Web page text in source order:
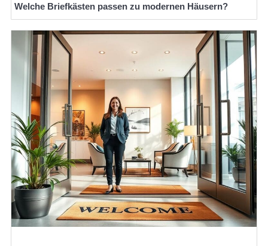
Welche Briefkästen passen zu modernen Häusern?